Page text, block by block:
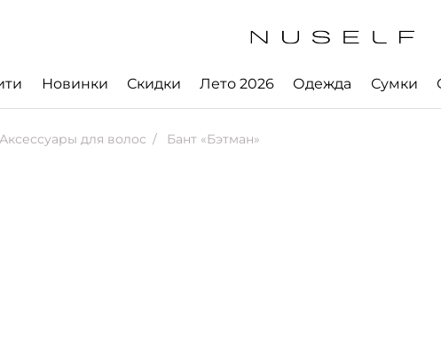
Новинки Скидки Лето 2026 Одежда Сумки
Аксессуары для волос Бант «Бэтман»